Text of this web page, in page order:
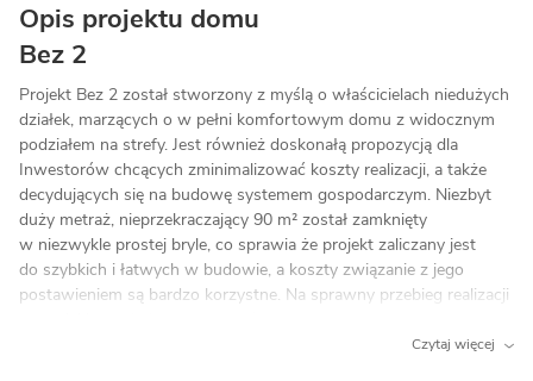
Opis projektu domu
Bez 2
Projekt Bez 2 został stworzony z myślą o właścicielach niedużych
działek, marzących o w pełni komfortowym domu z widocznym
podziałem na strefy. Jest również doskonałą propozycją dla
Inwestorów chcących zminimalizować koszty realizacji, a także
decydujących się na budowę systemem gospodarczym. Niezbyt
duży metraż, nieprzekraczający 90 m² został zamknięty
w niezwykle prostej bryle, co sprawia że projekt zaliczany jest
do szybkich i łatwych w budowie, a koszty związanie z jego
postawieniem są bardzo korzystne. Na sprawny przebieg realizacji
formie. Mimo nieskomplikowanej konstrukcji, budynek z zewnątrz
Czytaj więcej